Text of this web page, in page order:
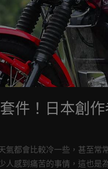
件！日本創
氣都會比較冷一些，甚至
人感到痛苦的事情，這也